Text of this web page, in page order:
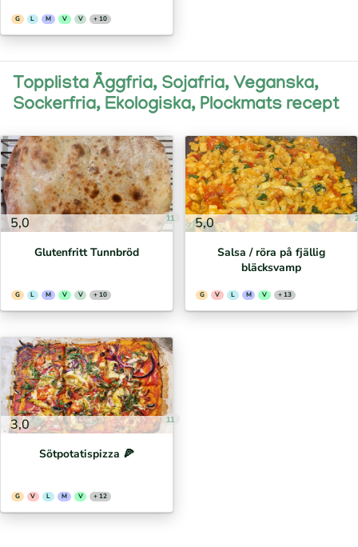
G L M V V + 10
Topplista Äggfria, Sojafria, Veganska,
Sockerfria, Ekologiska, Plockmats recept
5,0 11
Glutenfritt Tunnbröd
G L M V V + 10
5,0
Salsa / röra på fjällig
bläcksvamp
G V L M V + 13
3,0 11
Sötpotatispizza 🍕⁣
G V L M V + 12